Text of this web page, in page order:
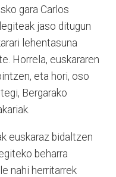
gara Carlos
jaso ditugun
lehentasuna
Horrela, euskararen
eta hori, oso
Bergarako
euskaraz bidaltzen
beharra
nahi herritarrek